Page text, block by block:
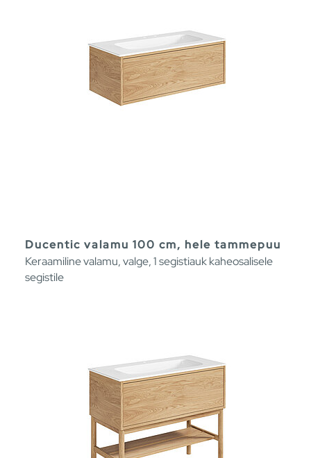
Ducentic valamu 100 cm, hele tammepuu
Keraamiline valamu, valge, 1 segistiauk kaheosalisele
segistile